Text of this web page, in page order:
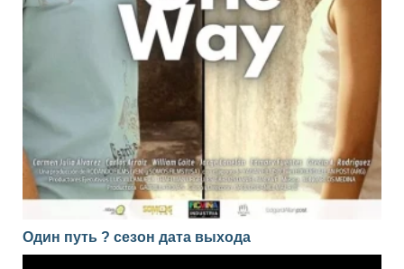
Один путь ? сезон дата выхода